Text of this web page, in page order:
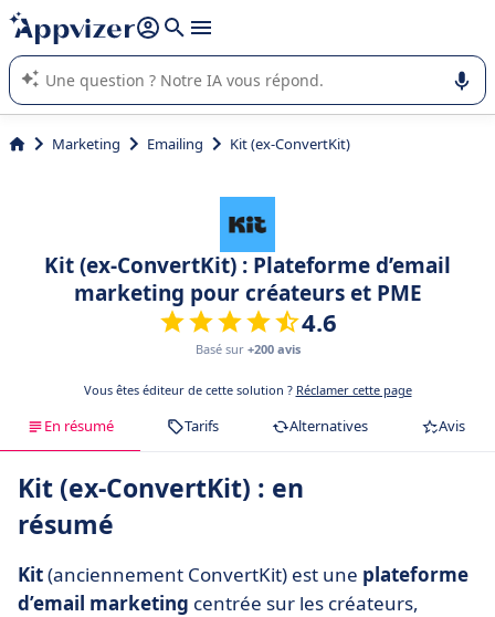
répondre (plusieurs lignes avec
L'IA de Appvizer vous guide dans l'utilisation ou la sélection de
logiciel SaaS en entreprise.
Marketing Emailing Kit (ex-ConvertKit)
Kit (ex-ConvertKit) : Plateforme d’email
marketing pour créateurs et PME
4.6
Basé sur +200 avis
Vous êtes éditeur de cette solution ? Réclamer cette page
En résumé Tarifs Alternatives Avis
Kit (ex-ConvertKit) : en
résumé
Kit(anciennement ConvertKit) est une plateforme
d’email marketing centrée sur les créateurs,